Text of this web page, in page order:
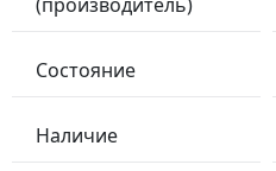
Состояние
Наличие